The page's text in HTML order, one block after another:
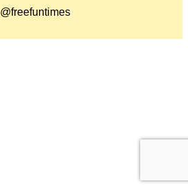
@freefuntimes